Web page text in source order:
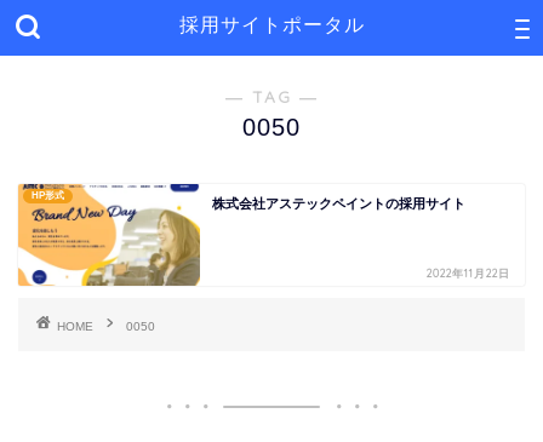
採用サイトポータル
― TAG ―
0050
HP形式
株式会社アステックペイントの採用サイト
2022年11月22日
HOME 0050